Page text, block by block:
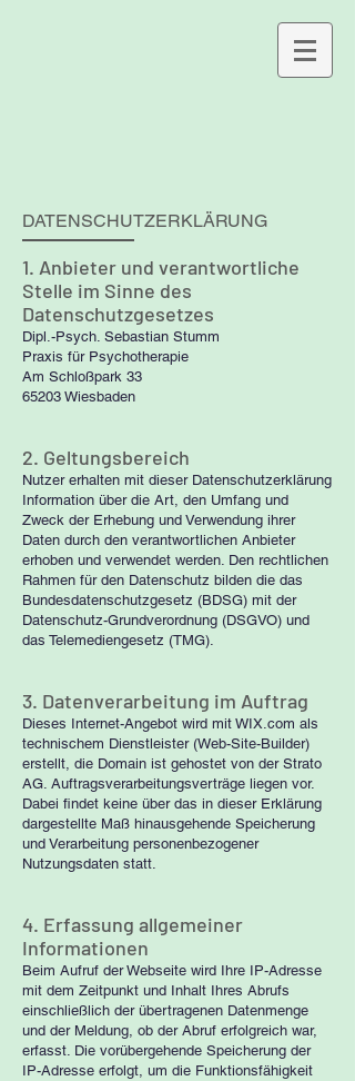
DATENSCHUTZERKLÄRUNG
1. Anbieter und verantwortliche
Stelle im Sinne des
Datenschutzgesetzes
Dipl.-Psych. Sebastian Stumm
Praxis für Psychotherapie
Am Schloßpark 33
65203 Wiesbaden
2. Geltungsbereich
Nutzer erhalten mit dieser Datenschutzerklärung
Information über die Art, den Umfang und
Zweck der Erhebung und Verwendung ihrer
Daten durch den verantwortlichen Anbieter
erhoben und verwendet werden. Den rechtlichen
Rahmen für den Datenschutz bilden die das
Bundesdatenschutzgesetz (BDSG) mit der
Datenschutz-Grundverordnung (DSGVO) und
das Telemediengesetz (TMG).
3. Datenverarbeitung im Auftrag
Dieses Internet-Angebot wird mit WIX.com als
technischem Dienstleister (Web-Site-Builder)
erstellt, die Domain ist gehostet von der Strato
AG. Auftragsverarbeitungsverträge liegen vor.
Dabei findet keine über das in dieser Erklärung
dargestellte Maß hinausgehende Speicherung
und Verarbeitung personenbezogener
Nutzungsdaten statt.
4. Erfassung allgemeiner
Informationen
Beim Aufruf der Webseite wird Ihre IP-Adresse
mit dem Zeitpunkt und Inhalt Ihres Abrufs
einschließlich der übertragenen Datenmenge
und der Meldung, ob der Abruf erfolgreich war,
erfasst. Die vorübergehende Speicherung der
IP-Adresse erfolgt, um die Funktionsfähigkeit